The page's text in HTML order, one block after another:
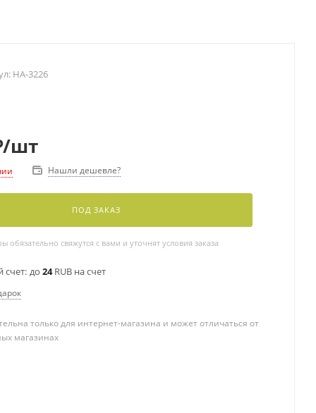
HA-3226
/шт
Нашли дешевле?
ПОД ЗАКАЗ
свяжутся с вами и уточнят условия заказа
счет: до 24RUB на счет
только для интернет-магазина и может отличаться от
магазинах